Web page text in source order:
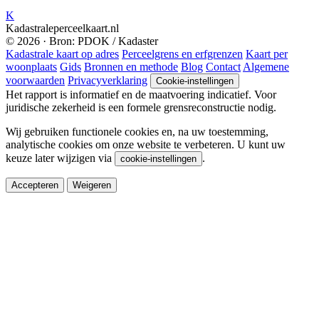
K
Kadastraleperceelkaart.nl
© 2026 · Bron: PDOK / Kadaster
Kadastrale kaart op adres Perceelgrens en erfgrenzen Kaart per
woonplaats Gids Bronnen en methode Blog Contact Algemene
voorwaarden Privacyverklaring Cookie-instellingen
Het rapport is informatief en de maatvoering indicatief. Voor
juridische zekerheid is een formele grensreconstructie nodig.
Wij gebruiken functionele cookies en, na uw toestemming,
analytische cookies om onze website te verbeteren. U kunt uw
keuze later wijzigen via
cookie-instellingen .
Accepteren Weigeren